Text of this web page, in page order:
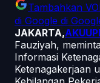
Tambahkan
di Google di
JAKARTA,
Fauziyah,
Informasi
Ketenagakerjaan